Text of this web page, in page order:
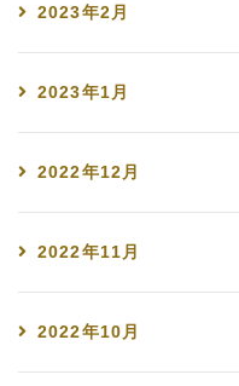
2023年2月
2023年1月
2022年12月
2022年11月
2022年10月